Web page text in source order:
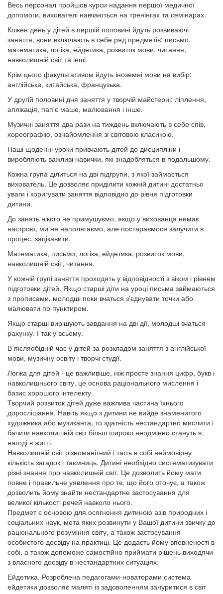
Весь персонал пройшов курси надання першої медичної
допомоги, вихователі навчаються на тренінгах та семінарах.
Кожен день у дітей в першій половині йдуть розвиваючі
заняття, вони включають в себе ряд предметів: письмо,
математика, логіка, ейдетика, розвиток мови, читання,
навколишній світ та інші.
Крім цього факультативом йдуть іноземні мови на вибір:
англійська, китайська, французька.
У другій половині дня заняття у творчій майстерні: ліплення,
аплікація, пап'є маше, малювання і інше.
Музичні заняття два рази на тиждень включають в себе спів,
хореографію, ознайомлення зі світовою класикою.
Наші щоденні уроки привчають дітей до дисципліни і
виробляють важливі навички, які знадобляться в подальшому.
Кожна група ділиться на дві підгрупи, з якої займається
вихователь. Це дозволяє приділити кожній дитині достатньо
уваги і коригувати заняття відповідно до рівня підготовки
дитини.
До занять нікого не примушуємо, якщо у вихованця немає
настрою, ми не наполягаємо, але постараємося залучити в
процес, зацікавити.
Математика, письмо, логіка, ейдетика, розвиток мови,
навколишній світ, читання.
У кожній групі заняття проходять у відповідності з віком і рівнем
підготовки дітей. Якщо старші діти на уроці письма займаються
з прописами, молодші поки вчаться з'єднувати точки або
малювати по пунктиром.
Якщо старші вирішують завдання на дві дії, молодші вчаться
рахунку. І так у всьому.
В післяобідній час у дітей за розкладом заняття з англійської
мови, музичну освіту і творчі студії.
Логіка для дітей - це важливіше, ніж просте знання цифр, букв і
навколишнього світу, це основа раціонального мислення і
базис хорошого інтелекту.
Творчий розвиток дітей дуже важлива частина їхнього
дорослішання. Навіть якщо з дитини не вийде знаменитого
художника або музиканта, то здатність нестандартно мислити і
бачити навколишній світ більш широко неодмінно стануть в
нагоді в житті.
Навколишній світ різноманітний і таїть в собі неймовірну
кількість загадок і таємниць. Дитині необхідно систематизувати
різні знання про навколишній світ. Це дозволить йому мати
повне і правильне уявлення про те, що його оточує, а також
дозволить йому знайти нестандартне застосування для
великої кількості речей навколо нього.
Предмет є основою для осягнення дитиною азів природних і
соціальних наук, мета яких розвинути у Вашої дитини звичку до
раціонального розуміння світу, а також застосування
особистого досвіду на практиці. Це додасть йому впевненості в
собі, а також допоможе самостійно приймати рішень виходячи
з власного досвіду в нестандартних ситуаціях.
Ейдетика. Розроблена педагогами-новаторами система
ейдетики дозволяє маляті із задоволенням зануритися в світ